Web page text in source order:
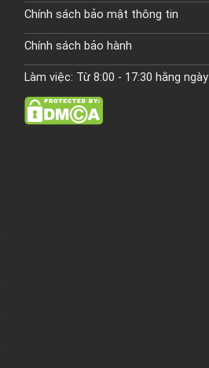
Chính sách bảo mật thông tin
Chính sách bảo hành
Làm việc: Từ 8:00 - 17:30 hằng ngày